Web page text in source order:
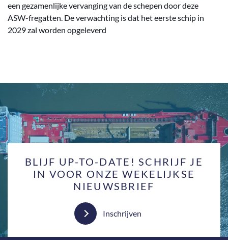
een gezamenlijke vervanging van de schepen door deze
ASW-fregatten. De verwachting is dat het eerste schip in
2029 zal worden opgeleverd
BLIJF UP-TO-DATE! SCHRIJF JE
IN VOOR ONZE WEKELIJKSE
NIEUWSBRIEF
Inschrijven